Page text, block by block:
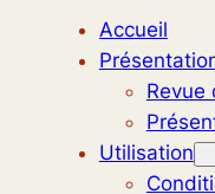
Accueil
Revue
Utilisation